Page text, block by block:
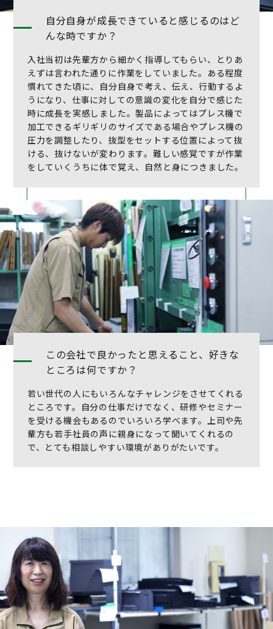
自分自身が成長できていると感じるのはど
んな時ですか？
入社当初は先輩方から細かく指導してもらい、とりあ
えずは言われた通りに作業をしていました。ある程度
慣れてきた頃に、自分自身で考え、伝え、行動するよ
うになり、仕事に対しての意識の変化を自分で感じた
時に成長を実感しました。製品によってはプレス機で
加工できるギリギリのサイズである場合やプレス機の
圧力を調整したり、抜型をセットする位置によって抜
ける、抜けないが変わります。難しい感覚ですが作業
をしていくうちに体で覚え、自然と身につきました。
この会社で良かったと思えること、好きな
ところは何ですか？
若い世代の人にもいろんなチャレンジをさせてくれる
ところです。自分の仕事だけでなく、研修やセミナー
を受ける機会もあるのでいろいろ学べます。上司や先
輩方も若手社員の声に親身になって聞いてくれるの
で、とても相談しやすい環境がありがたいです。